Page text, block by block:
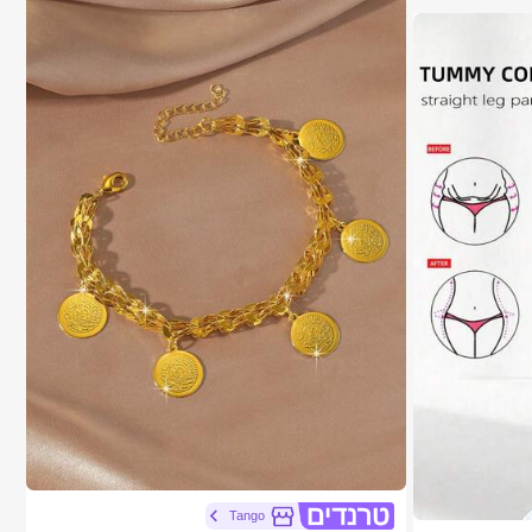
Tango
1# רבי מכר
ב זהב צהוב צמידי נשים